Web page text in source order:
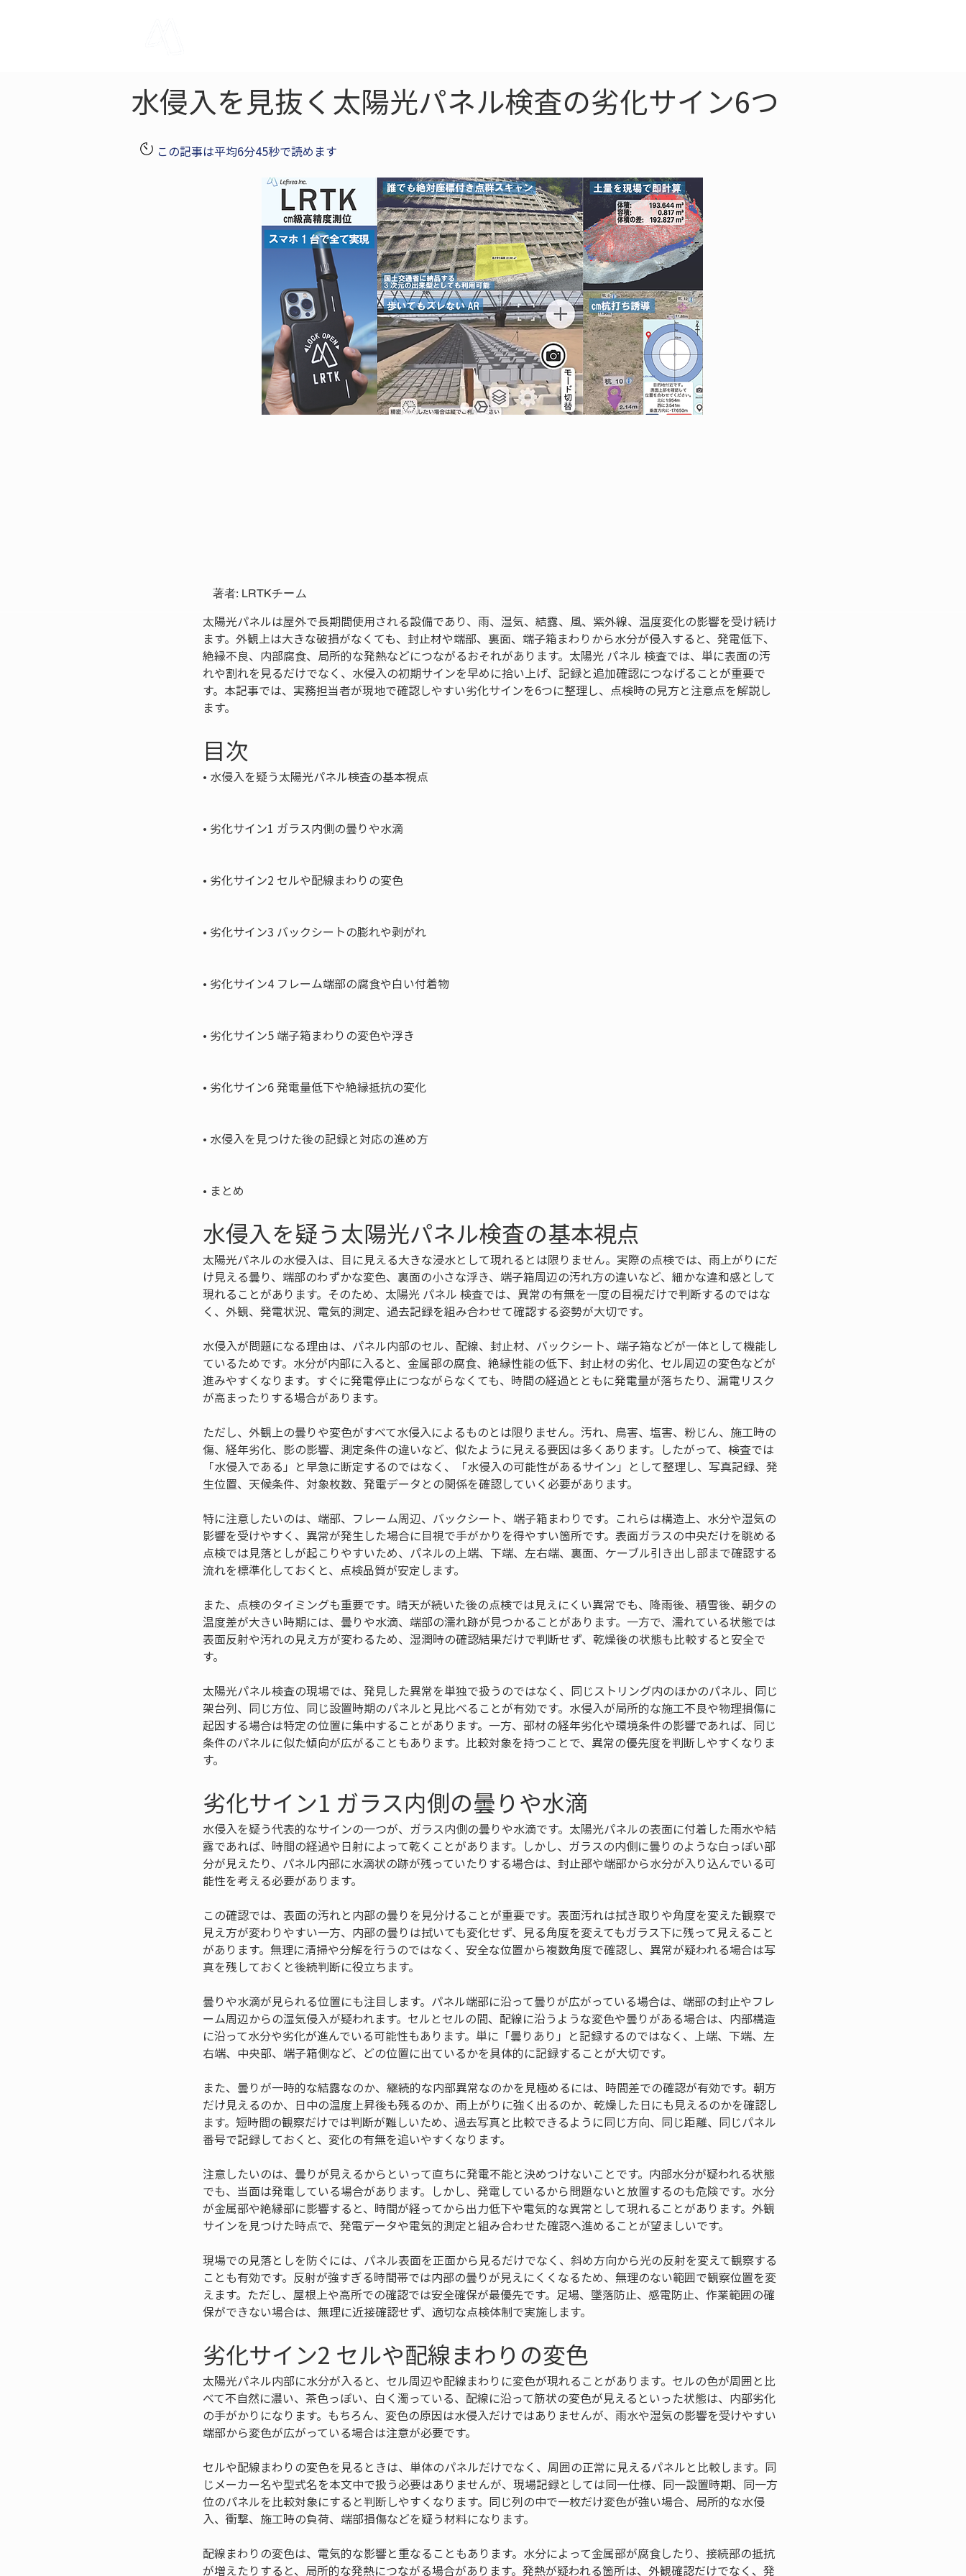
水侵入を見抜く太陽光パネル検査の劣化サイン6つ
この記事は平均6分45秒で読めます
著者: LRTKチーム
太陽光パネルは屋外で長期間使用される設備であり、雨、湿気、結露、風、紫外線、温度変化の影響を受け続け
ます。外観上は大きな破損がなくても、封止材や端部、裏面、端子箱まわりから水分が侵入すると、発電低下、
絶縁不良、内部腐食、局所的な発熱などにつながるおそれがあります。太陽光 パネル 検査では、単に表面の汚
れや割れを見るだけでなく、水侵入の初期サインを早めに拾い上げ、記録と追加確認につなげることが重要で
す。本記事では、実務担当者が現地で確認しやすい劣化サインを6つに整理し、点検時の見方と注意点を解説し
ます。
目次
• 水侵入を疑う太陽光パネル検査の基本視点
• 劣化サイン1 ガラス内側の曇りや水滴
• 劣化サイン2 セルや配線まわりの変色
• 劣化サイン3 バックシートの膨れや剥がれ
• 劣化サイン4 フレーム端部の腐食や白い付着物
• 劣化サイン5 端子箱まわりの変色や浮き
• 劣化サイン6 発電量低下や絶縁抵抗の変化
• 水侵入を見つけた後の記録と対応の進め方
• まとめ
水侵入を疑う太陽光パネル検査の基本視点
太陽光パネルの水侵入は、目に見える大きな浸水として現れるとは限りません。実際の点検では、雨上がりにだ
け見える曇り、端部のわずかな変色、裏面の小さな浮き、端子箱周辺の汚れ方の違いなど、細かな違和感として
現れることがあります。そのため、太陽光 パネル 検査では、異常の有無を一度の目視だけで判断するのではな
く、外観、発電状況、電気的測定、過去記録を組み合わせて確認する姿勢が大切です。
水侵入が問題になる理由は、パネル内部のセル、配線、封止材、バックシート、端子箱などが一体として機能し
ているためです。水分が内部に入ると、金属部の腐食、絶縁性能の低下、封止材の劣化、セル周辺の変色などが
進みやすくなります。すぐに発電停止につながらなくても、時間の経過とともに発電量が落ちたり、漏電リスク
が高まったりする場合があります。
ただし、外観上の曇りや変色がすべて水侵入によるものとは限りません。汚れ、鳥害、塩害、粉じん、施工時の
傷、経年劣化、影の影響、測定条件の違いなど、似たように見える要因は多くあります。したがって、検査では
「水侵入である」と早急に断定するのではなく、「水侵入の可能性があるサイン」として整理し、写真記録、発
生位置、天候条件、対象枚数、発電データとの関係を確認していく必要があります。
特に注意したいのは、端部、フレーム周辺、バックシート、端子箱まわりです。これらは構造上、水分や湿気の
影響を受けやすく、異常が発生した場合に目視で手がかりを得やすい箇所です。表面ガラスの中央だけを眺める
点検では見落としが起こりやすいため、パネルの上端、下端、左右端、裏面、ケーブル引き出し部まで確認する
流れを標準化しておくと、点検品質が安定します。
また、点検のタイミングも重要です。晴天が続いた後の点検では見えにくい異常でも、降雨後、積雪後、朝夕の
温度差が大きい時期には、曇りや水滴、端部の濡れ跡が見つかることがあります。一方で、濡れている状態では
表面反射や汚れの見え方が変わるため、湿潤時の確認結果だけで判断せず、乾燥後の状態も比較すると安全で
す。
太陽光パネル検査の現場では、発見した異常を単独で扱うのではなく、同じストリング内のほかのパネル、同じ
架台列、同じ方位、同じ設置時期のパネルと見比べることが有効です。水侵入が局所的な施工不良や物理損傷に
起因する場合は特定の位置に集中することがあります。一方、部材の経年劣化や環境条件の影響であれば、同じ
条件のパネルに似た傾向が広がることもあります。比較対象を持つことで、異常の優先度を判断しやすくなりま
す。
劣化サイン1 ガラス内側の曇りや水滴
水侵入を疑う代表的なサインの一つが、ガラス内側の曇りや水滴です。太陽光パネルの表面に付着した雨水や結
露であれば、時間の経過や日射によって乾くことがあります。しかし、ガラスの内側に曇りのような白っぽい部
分が見えたり、パネル内部に水滴状の跡が残っていたりする場合は、封止部や端部から水分が入り込んでいる可
能性を考える必要があります。
この確認では、表面の汚れと内部の曇りを見分けることが重要です。表面汚れは拭き取りや角度を変えた観察で
見え方が変わりやすい一方、内部の曇りは拭いても変化せず、見る角度を変えてもガラス下に残って見えること
があります。無理に清掃や分解を行うのではなく、安全な位置から複数角度で確認し、異常が疑われる場合は写
真を残しておくと後続判断に役立ちます。
曇りや水滴が見られる位置にも注目します。パネル端部に沿って曇りが広がっている場合は、端部の封止やフレ
ーム周辺からの湿気侵入が疑われます。セルとセルの間、配線に沿うような変色や曇りがある場合は、内部構造
に沿って水分や劣化が進んでいる可能性もあります。単に「曇りあり」と記録するのではなく、上端、下端、左
右端、中央部、端子箱側など、どの位置に出ているかを具体的に記録することが大切です。
また、曇りが一時的な結露なのか、継続的な内部異常なのかを見極めるには、時間差での確認が有効です。朝方
だけ見えるのか、日中の温度上昇後も残るのか、雨上がりに強く出るのか、乾燥した日にも見えるのかを確認し
ます。短時間の観察だけでは判断が難しいため、過去写真と比較できるように同じ方向、同じ距離、同じパネル
番号で記録しておくと、変化の有無を追いやすくなります。
注意したいのは、曇りが見えるからといって直ちに発電不能と決めつけないことです。内部水分が疑われる状態
でも、当面は発電している場合があります。しかし、発電しているから問題ないと放置するのも危険です。水分
が金属部や絶縁部に影響すると、時間が経ってから出力低下や電気的な異常として現れることがあります。外観
サインを見つけた時点で、発電データや電気的測定と組み合わせた確認へ進めることが望ましいです。
現場での見落としを防ぐには、パネル表面を正面から見るだけでなく、斜め方向から光の反射を変えて観察する
ことも有効です。反射が強すぎる時間帯では内部の曇りが見えにくくなるため、無理のない範囲で観察位置を変
えます。ただし、屋根上や高所での確認では安全確保が最優先です。足場、墜落防止、感電防止、作業範囲の確
保ができない場合は、無理に近接確認せず、適切な点検体制で実施します。
劣化サイン2 セルや配線まわりの変色
太陽光パネル内部に水分が入ると、セル周辺や配線まわりに変色が現れることがあります。セルの色が周囲と比
べて不自然に濃い、茶色っぽい、白く濁っている、配線に沿って筋状の変色が見えるといった状態は、内部劣化
の手がかりになります。もちろん、変色の原因は水侵入だけではありませんが、雨水や湿気の影響を受けやすい
端部から変色が広がっている場合は注意が必要です。
セルや配線まわりの変色を見るときは、単体のパネルだけでなく、周囲の正常に見えるパネルと比較します。同
じメーカー名や型式名を本文中で扱う必要はありませんが、現場記録としては同一仕様、同一設置時期、同一方
位のパネルを比較対象にすると判断しやすくなります。同じ列の中で一枚だけ変色が強い場合、局所的な水侵
入、衝撃、施工時の負荷、端部損傷などを疑う材料になります。
配線まわりの変色は、電気的な影響と重なることもあります。水分によって金属部が腐食したり、接続部の抵抗
が増えたりすると、局所的な発熱につながる場合があります。発熱が疑われる箇所は、外観確認だけでなく、発